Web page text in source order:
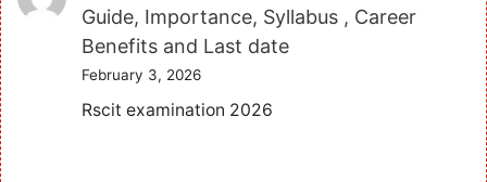
Guide, Importance, Syllabus , Career
Benefits and Last date
February 3, 2026
Rscit examination 2026